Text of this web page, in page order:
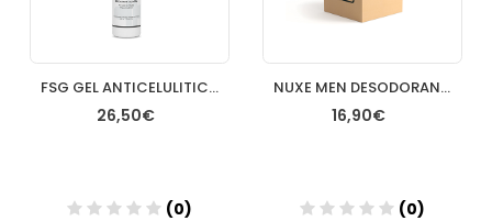
FSG GEL ANTICELULITICO GLOBAL 250ML
26,50€
(0)
NUXE MEN DESODORANT DUPLO
16,90€
(0)